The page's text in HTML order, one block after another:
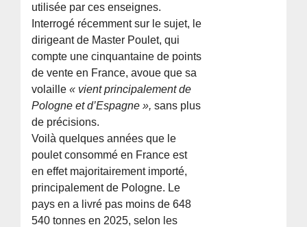
utilisée par ces enseignes.
Interrogé récemment sur le sujet, le
dirigeant de Master Poulet, qui
compte une cinquantaine de points
de vente en France, avoue que sa
volaille« vient principalement de
Pologne et d’Espagne », sans plus
de précisions.
Voilà quelques années que le
poulet consommé en France est
en effet majoritairement importé,
principalement de Pologne. Le
pays en a livré pas moins de 648
540 tonnes en 2025, selon les